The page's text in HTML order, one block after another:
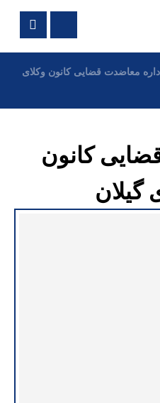
اداره معاضدت قضایی کانون وکلای
کانون
گیلان